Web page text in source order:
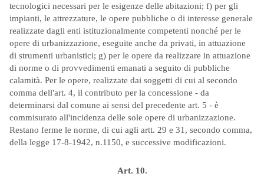
tecnologici necessari per le esigenze delle abitazioni; f) per gli
impianti, le attrezzature, le opere pubbliche o di interesse generale
realizzate dagli enti istituzionalmente competenti nonché per le
opere di urbanizzazione, eseguite anche da privati, in attuazione
di strumenti urbanistici; g) per le opere da realizzare in attuazione
di norme o di provvedimenti emanati a seguito di pubbliche
calamità. Per le opere, realizzate dai soggetti di cui al secondo
comma dell'art. 4, il contributo per la concessione - da
determinarsi dal comune ai sensi del precedente art. 5 - è
commisurato all'incidenza delle sole opere di urbanizzazione.
Restano ferme le norme, di cui agli artt. 29 e 31, secondo comma,
della legge 17-8-1942, n.1150, e successive modificazioni.
Art. 10.